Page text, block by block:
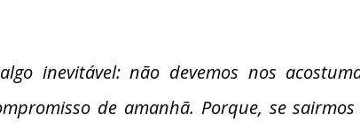
inevitável: não devemos nos
de amanhã. Porque, se